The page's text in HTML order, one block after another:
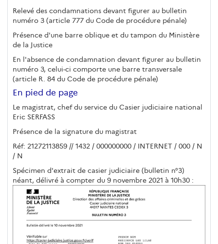
Relevé des condamnations devant figurer au bulletin
numéro 3 (article 777 du Code de procédure pénale)
Présence d'une barre oblique et du tampon du Ministère
de la Justice
En l'absence de condamnation devant figurer au bulletin
numéro 3, celui-ci comporte une barre transversale
(article R. 84 du Code de procédure pénale)
En pied de page
Le magistrat, chef du service du Casier judiciaire national
Eric SERFASS
Présence de la signature du magistrat
Réf: 21272113859 // 1432 / 000000000 / INTERNET / 000 / N
/ N
Spécimen d'extrait de casier judiciaire (bulletin n°3)
néant, délivré à compter du 9 novembre 2021 à 10h30 :